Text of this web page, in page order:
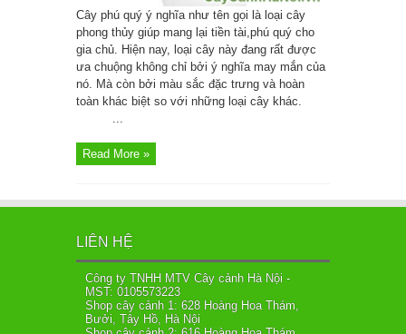
Cây phú quý ý nghĩa như tên gọi là loại cây
phong thủy giúp mang lại tiền tài,phú quý cho
gia chủ. Hiện nay, loại cây này đang rất được
ưa chuộng không chỉ bởi ý nghĩa may mắn của
nó. Mà còn bởi màu sắc đặc trưng và hoàn
toàn khác biệt so với những loại cây khác.
...
Read More »
LIÊN HỆ
Công ty TNHH MTV Cây cảnh Hà Nội -
MST: 0105573223
Shop cây cảnh 1: 628 Hoàng Hoa Thám,
Bưởi, Tây Hồ, Hà Nội